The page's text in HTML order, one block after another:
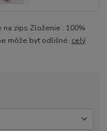
na zips Zloženie : 100%
môže byť odlišné. celý